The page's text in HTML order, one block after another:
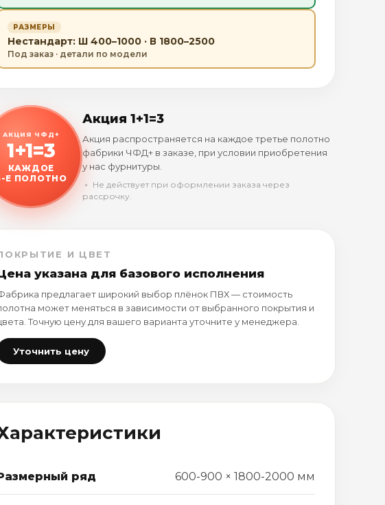
РАЗМЕРЫ
Нестандарт: Ш 400–1000 · В 1800–2500
Под заказ · детали по модели
АКЦИЯ ЧФД+
1+1=3
КАЖДОЕ
Е ПОЛОТНО
Акция 1+1=3
Акция распространяется на каждое третье полотно
фабрики ЧФД+ в заказе, при условии приобретения
у нас фурнитуры.
﹡ Не действует при оформлении заказа через
рассрочку.
И ЦВЕТ
указана для базового исполнения
предлагает широкий выбор плёнок ПВХ — стоимость
может меняться в зависимости от выбранного покрытия и
Точную цену для вашего варианта уточните у менеджера.
Уточнить цену
ряд 600-900 × 1800-2000 мм